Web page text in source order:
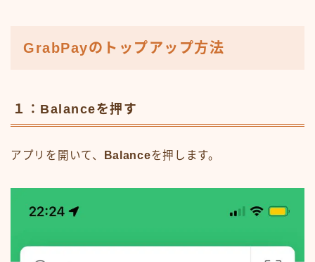
GrabPayのトップアップ方法
１：Balanceを押す
アプリを開いて、 Balanceを押します。